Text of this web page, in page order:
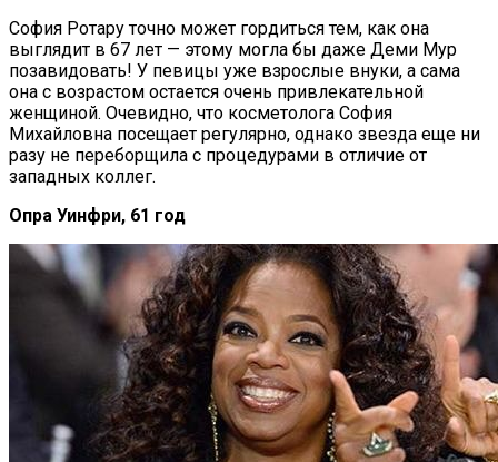
София Ротару точно может гордиться тем, как она
выглядит в 67 лет — этому могла бы даже Деми Мур
позавидовать! У певицы уже взрослые внуки, а сама
она с возрастом остается очень привлекательной
женщиной. Очевидно, что косметолога София
Михайловна посещает регулярно, однако звезда еще ни
разу не переборщила с процедурами в отличие от
западных коллег.
Опра Уинфри, 61 год